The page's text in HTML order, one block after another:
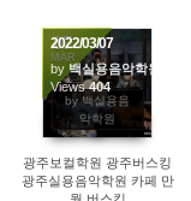
07
MAR
by 백실용음
악학원
2022/03/07
by 백실용음악학원
Views404
광주보컬학원 광주버스킹
광주실용음악학원 카페 만